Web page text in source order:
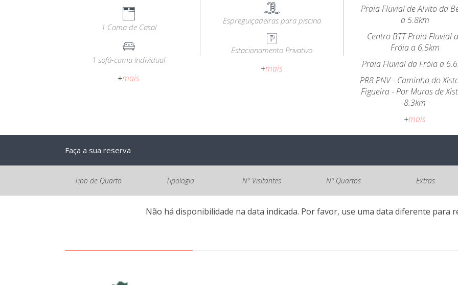
1 Cama de Casal
1 sofá-cama individual
+mais
Espreguiçadeiras para piscina
Estacionamento Privativo
+mais
Praia Fluvial de Alvito da
a 5.8km
Centro BTT Praia Fluvial
Fróia a 6.5km
Praia Fluvial da Fróia a
PR8 PNV - Caminho do
Figueira - Por Muros de
8.3km
+mais
Faça a sua reserva
Tipo de Quarto Tipologia Nº Visitantes Nº Quartos Extras
Não há disponibilidade na data indicada. Por favor, use uma data diferente para